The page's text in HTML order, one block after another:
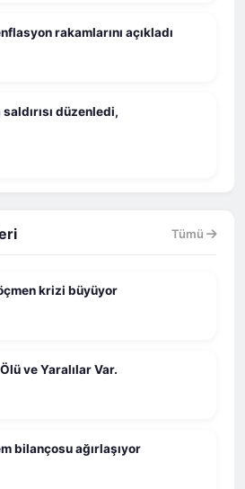
rakamlarını açıkladı
düzenledi,
Tümü
krizi büyüyor
ve Yaralılar Var.
bilançosu ağırlaşıyor